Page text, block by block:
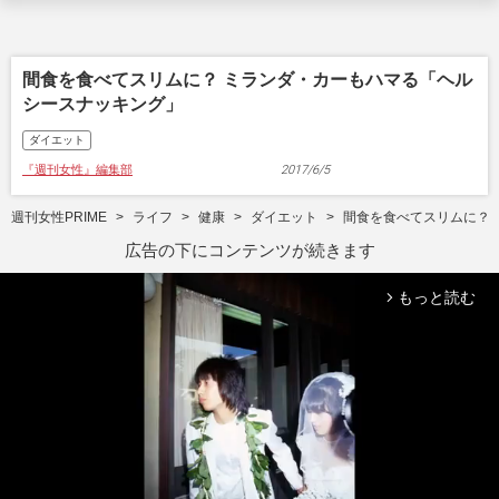
間食を食べてスリムに？ ミランダ・カーもハマる「ヘル
シースナッキング」
ダイエット
『週刊女性』編集部 2017/6/5
週刊女性PRIME ライフ 健康 ダイエット 間食を食べてスリムに？
広告の下にコンテンツが続きます
arrow_forward_ios もっと読む